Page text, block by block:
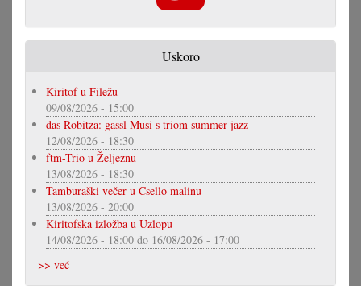
Uskoro
Kiritof u Filežu
09/08/2026 - 15:00
das Robitza: gassl Musi s triom summer jazz
12/08/2026 - 18:30
ftm-Trio u Željeznu
13/08/2026 - 18:30
Tamburaški večer u Csello malinu
13/08/2026 - 20:00
Kiritofska izložba u Uzlopu
14/08/2026 - 18:00 do 16/08/2026 - 17:00
>> već